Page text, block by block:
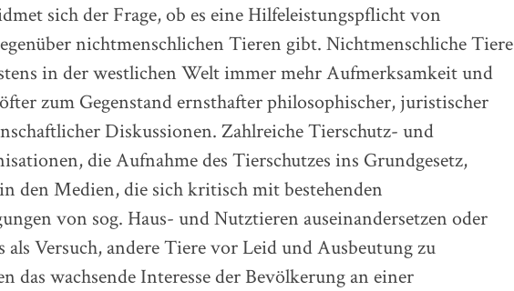
sich der Frage, ob es eine Hilfeleistungspflicht von
nichtmenschlichen Tieren gibt. Nichtmenschliche Tiere
in der westlichen Welt immer mehr Aufmerksamkeit und
zum Gegenstand ernsthafter philosophischer, juristischer
Diskussionen. Zahlreiche Tierschutz- und
die Aufnahme des Tierschutzes ins Grundgesetz,
den Medien, die sich kritisch mit bestehenden
von sog. Haus- und Nutztieren auseinandersetzen oder
als Versuch, andere Tiere vor Leid und Ausbeutung zu
das wachsende Interesse der Bevölkerung an einer